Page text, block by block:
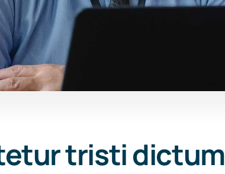
tristi dictum